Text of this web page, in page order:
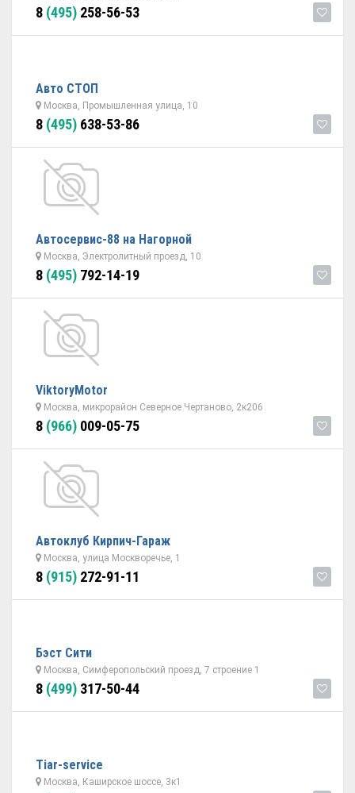
8 (495) 258-56-53
Авто СТОП
Москва, Промышленная улица, 10
8 (495) 638-53-86
Автосервис-88 на Нагорной
Москва, Электролитный проезд, 10
8 (495) 792-14-19
ViktoryMotor
Москва, микрорайон Северное Чертаново, 2к206
8 (966) 009-05-75
Автоклуб Кирпич-Гараж
Москва, улица Москворечье, 1
8 (915) 272-91-11
Бэст Сити
Москва, Симферопольский проезд, 7 строение 1
8 (499) 317-50-44
Tiar-service
Москва, Каширское шоссе, 3к1